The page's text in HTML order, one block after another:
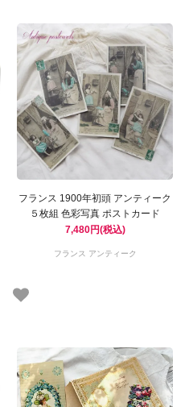
フランス 1900年初頭 アンティーク
５枚組 色彩写真 ポストカード
7,480円(税込)
フランス アンティーク